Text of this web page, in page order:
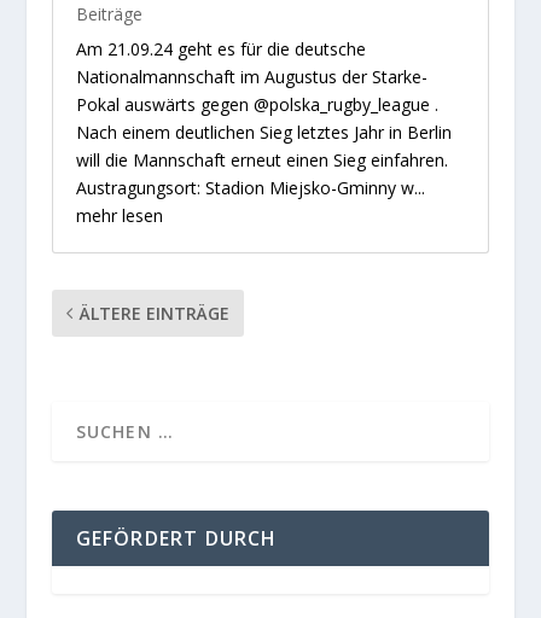
Beiträge
Am 21.09.24 geht es für die deutsche
Nationalmannschaft im Augustus der Starke-
Pokal auswärts gegen @polska_rugby_league .
Nach einem deutlichen Sieg letztes Jahr in Berlin
will die Mannschaft erneut einen Sieg einfahren.
Austragungsort: Stadion Miejsko-Gminny w...
mehr lesen
ÄLTERE EINTRÄGE
GEFÖRDERT DURCH